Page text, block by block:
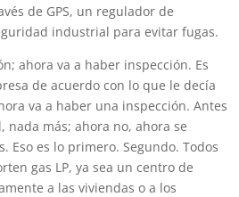
de GPS, un regulador de
industrial para evitar fugas.
ahora va a haber inspección. Es
de acuerdo con lo que le decía
va a haber una inspección. Antes
nada más; ahora no, ahora se
Eso es lo primero. Segundo. Todos
gas LP, ya sea un centro de
a las viviendas o a los